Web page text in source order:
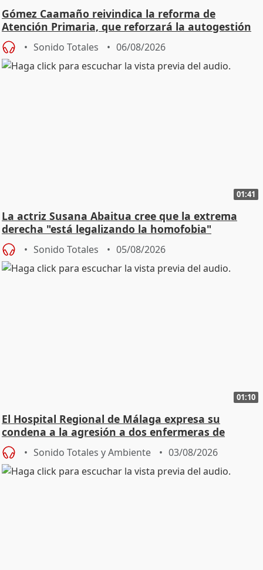
Gómez Caamaño reivindica la reforma de
Atención Primaria, que reforzará la autogestión
Sonido Totales 06/08/2026
01:41
La actriz Susana Abaitua cree que la extrema
derecha "está legalizando la homofobia"
Sonido Totales 05/08/2026
01:10
El Hospital Regional de Málaga expresa su
condena a la agresión a dos enfermeras de
Urgencias
Sonido Totales y Ambiente 03/08/2026